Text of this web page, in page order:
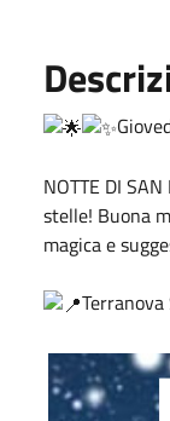
NOTTE DI
stelle! Buona
magica e